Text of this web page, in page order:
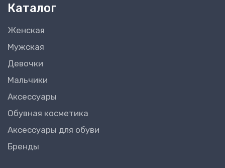
Каталог
Женская
Мужская
Девочки
Мальчики
Аксессуары
Обувная косметика
Аксессуары для обуви
Бренды